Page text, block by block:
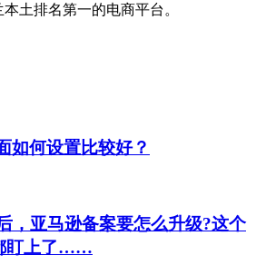
土排名第一的电商平台。
如何设置比较好？
，亚马逊备案要怎么升级?这个
盯上了……